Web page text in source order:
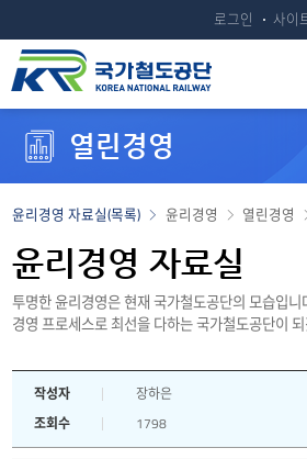
로그인 사이
열린경영
열린경영
윤리경영
윤리경영 자료실(목록)
윤리경영 자료실
투명한 윤리경영은 현재 국가철도공단의 모습입
경영 프로세스로 최선을 다하는 국가철도공단이
작성자
장하은
조회수
1798